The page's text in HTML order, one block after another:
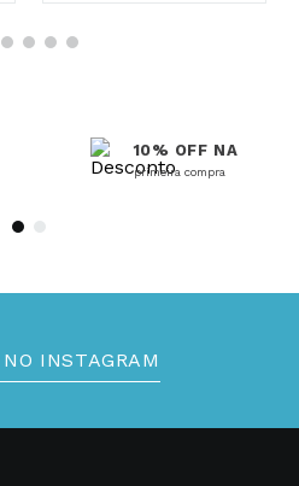
10% OFF NA
primeira compra
INSTAGRAM